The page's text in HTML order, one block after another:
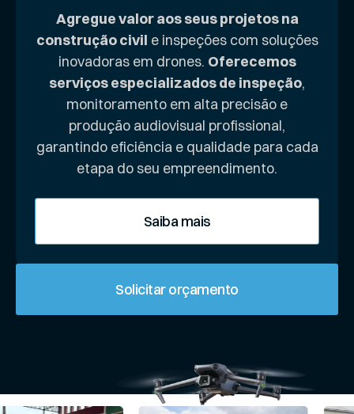
Agregue valor aos seus projetos na
construção civil e inspeções com soluções
inovadoras em drones. Oferecemos
serviços especializados de inspeção,
monitoramento em alta precisão e
produção audiovisual profissional,
garantindo eficiência e qualidade para cada
etapa do seu empreendimento.
Saiba mais
Solicitar orçamento